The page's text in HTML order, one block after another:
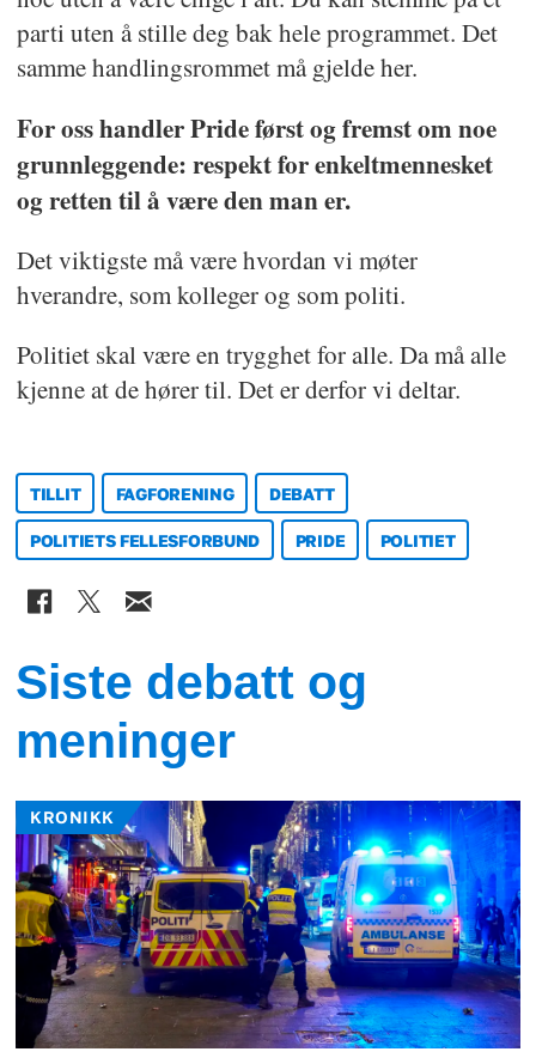
parti uten å stille deg bak hele programmet. Det
samme handlingsrommet må gjelde her.
For oss handler Pride først og fremst om noe
grunnleggende: respekt for enkeltmennesket
og retten til å være den man er.
Det viktigste må være hvordan vi møter
hverandre, som kolleger og som politi.
Politiet skal være en trygghet for alle. Da må alle
kjenne at de hører til. Det er derfor vi deltar.
TILLIT FAGFORENING DEBATT
POLITIETS FELLESFORBUND PRIDE POLITIET
Siste debatt og
meninger
KRONIKK